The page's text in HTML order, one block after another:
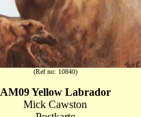
(Ref no: 10840)
AM09 Yellow Labrador
Mick Cawston